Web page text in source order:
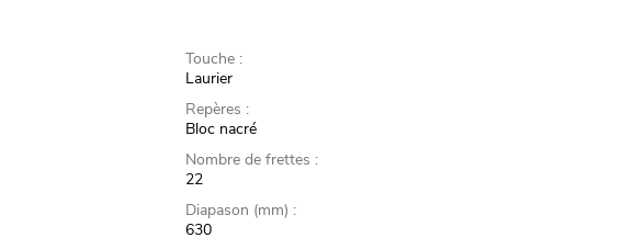
Touche :
Laurier
Repères :
Bloc nacré
Nombre de frettes :
22
Diapason (mm) :
630